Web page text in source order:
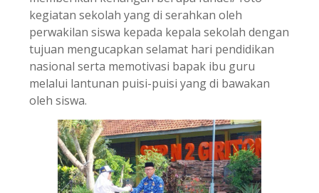
kegiatan sekolah yang di serahkan oleh
perwakilan siswa kepada kepala sekolah dengan
tujuan mengucapkan selamat hari pendidikan
nasional serta memotivasi bapak ibu guru
melalui lantunan puisi-puisi yang di bawakan
oleh siswa.